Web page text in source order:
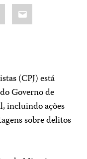
Email
(CPJ) está
Governo de
incluindo ações
sobre delitos